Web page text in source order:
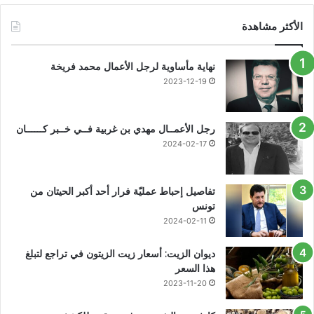
الأكثر مشاهدة
نهاية مأساوية لرجل الأعمال محمد فريخة
2023-12-19
رجل الأعمــال مهدي بن غربية فــي خــبر كــــــان
2024-02-17
تفاصيل إحباط عمليّة فرار أحد أكبر الحيتان من
تونس
2024-02-11
ديوان الزيت: أسعار زيت الزيتون في تراجع لتبلغ
هذا السعر
2023-11-20